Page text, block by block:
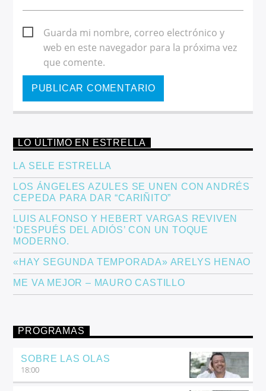
Guarda mi nombre, correo electrónico y
web en este navegador para la próxima vez
que comente.
LO ÚLTIMO EN ESTRELLA
LA SELE ESTRELLA
LOS ÁNGELES AZULES SE UNEN CON ANDRÉS
CEPEDA PARA DAR “CARIÑITO”
LUIS ALFONSO Y HEBERT VARGAS REVIVEN
‘DESPUÉS DEL ADIÓS’ CON UN TOQUE
MODERNO.
«HAY SEGUNDA TEMPORADA» ARELYS HENAO
ME VA MEJOR – MAURO CASTILLO
PROGRAMAS
SOBRE LAS OLAS
18:00